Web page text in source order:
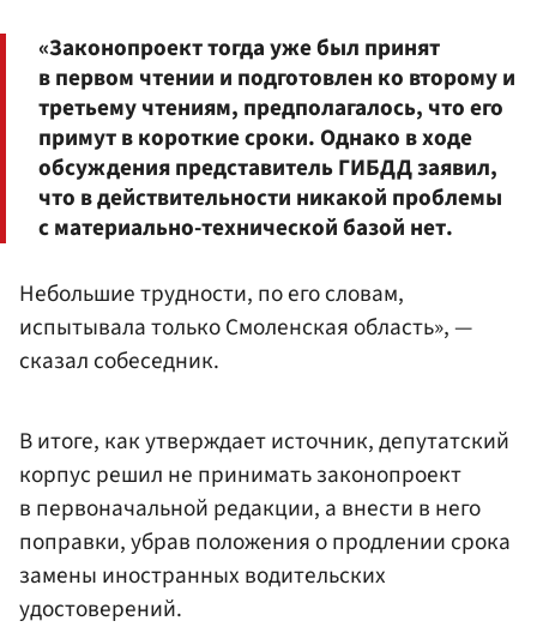
«Законопроект тогда уже был принят
в первом чтении и подготовлен ко второму и
третьему чтениям, предполагалось, что его
примут в короткие сроки. Однако в ходе
обсуждения представитель ГИБДД заявил,
что в действительности никакой проблемы
с материально-технической базой нет.
Небольшие трудности, по его словам,
испытывала только Смоленская область», —
сказал собеседник.
В итоге, как утверждает источник, депутатский
корпус решил не принимать законопроект
в первоначальной редакции, а внести в него
поправки, убрав положения о продлении срока
замены иностранных водительских
удостоверений.